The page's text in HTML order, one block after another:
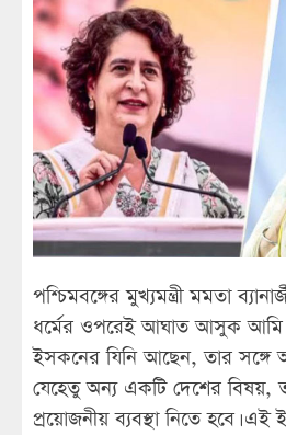
পশ্চিমবঙ্গের মুখ্যমন্ত্রী মমতা
ধর্মের ওপরেই আঘাত আসুক আমি
ইসকনের যিনি আছেন, তার সঙ্গে
যেহেতু অন্য একটি দেশের বিষয়,
প্রয়োজনীয় ব্যবস্থা নিতে হবে।